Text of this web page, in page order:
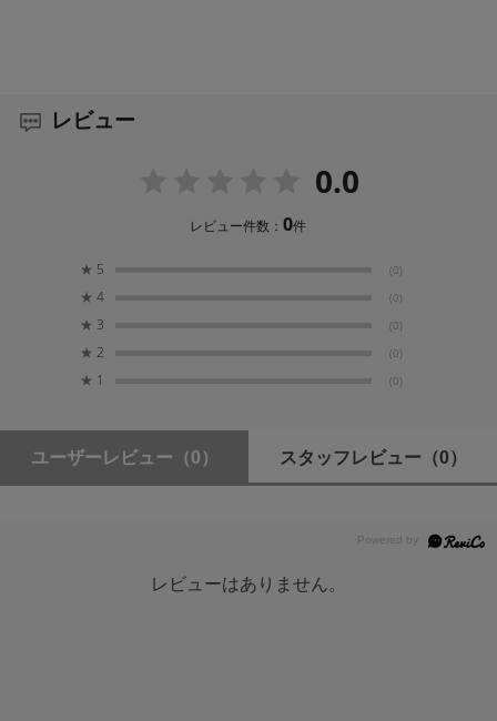
レビュー
0.0
レビュー件数：0件
★ 5 (0)
★ 4 (0)
★ 3 (0)
★ 2 (0)
★ 1 (0)
ユーザーレビュー （0） スタッフレビュー （0）
レビューはありません。